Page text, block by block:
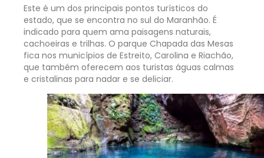
Este é um dos principais pontos turísticos do
estado, que se encontra no sul do Maranhão. É
indicado para quem ama paisagens naturais,
cachoeiras e trilhas. O parque Chapada das Mesas
fica nos municípios de Estreito, Carolina e Riachão,
que também oferecem aos turistas águas calmas
e cristalinas para nadar e se deliciar.